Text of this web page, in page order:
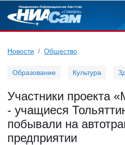
Новости Общество
Образование Культура
Участники проекта
- учащиеся
побывали на
предприятии